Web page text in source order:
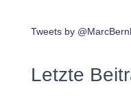
Tweets by
Letzte